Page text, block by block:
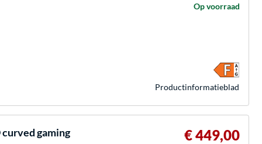
Op voorraad
Product­informatieblad
gaming € 449,00